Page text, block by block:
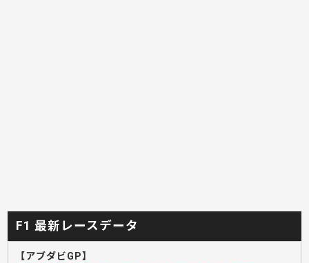
F1 最新レースデータ
【アブダビGP】